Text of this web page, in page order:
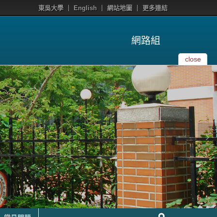
東吳大學 English 網站地圖 更多連結
網路組
close